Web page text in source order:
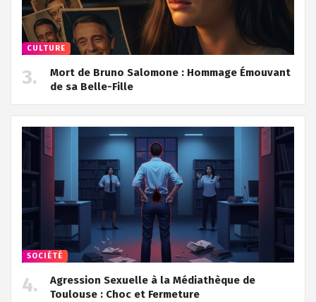
CULTURE
Mort de Bruno Salomone : Hommage Émouvant
de sa Belle-Fille
SOCIÉTÉ
Agression Sexuelle à la Médiathèque de
Toulouse : Choc et Fermeture